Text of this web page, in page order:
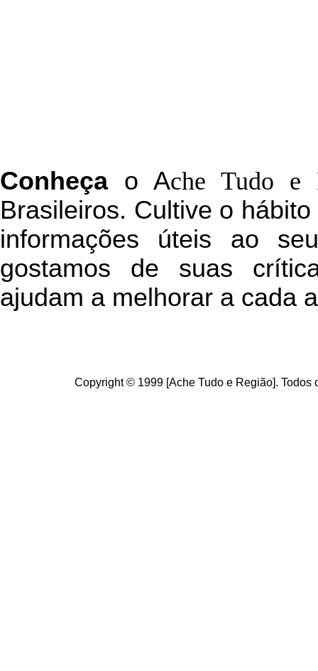
Conheçao Ache Tudo e
Brasileiros. Cultive o
informações úteis ao
gostamos de suas
ajudam a melhorar a cada
Copyright © 1999 [Ache Tudo e Região]. Todos